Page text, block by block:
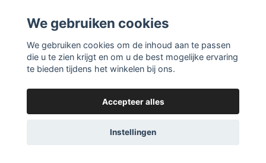
Volgen
We gebruiken cookies
We gebruiken cookies om de inhoud aan te passen
die u te zien krijgt en om u de best mogelijke ervaring
te bieden tijdens het winkelen bij ons.
Accepteer alles
Instellingen